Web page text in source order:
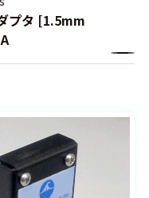
プタ [1.5mm